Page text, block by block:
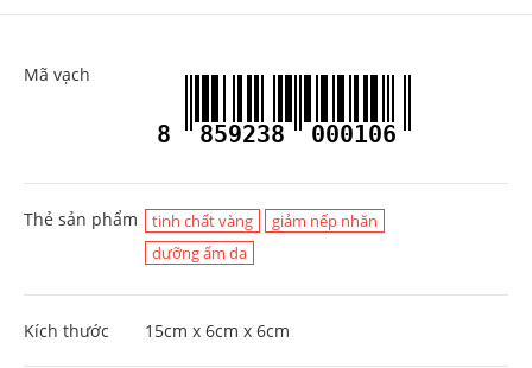
Mã vạch
8 859238 000106
Thẻ sản phẩm tinh chất vàng
giảm nếp nhăn
dưỡng ẩm da
Kích thước 15cm x 6cm x 6cm